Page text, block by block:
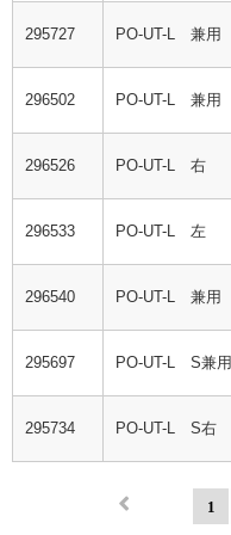
295727 PO-UT-L 兼用
296502 PO-UT-L 兼用
296526 PO-UT-L 右
296533 PO-UT-L 左
296540 PO-UT-L 兼用
295697 PO-UT-L S兼用
295734 PO-UT-L S右
1